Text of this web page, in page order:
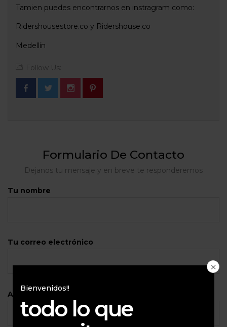
Tamien puedes encontrarnos en instragram como:
Ridershousestore.co y Ridershouse.co
Medellín
Follow Us:
Formulario De Contacto
Dejanos tu mensaje y en breve te responderemos
Tu nombre
Tu correo electrónico
Asunto
Bienvenidos!!
todo lo que